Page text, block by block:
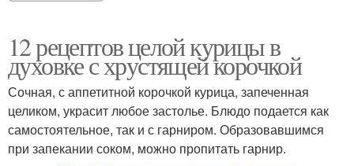
12 рецептов целой курицы в
духовке с хрустящей корочкой
Сочная, с аппетитной корочкой курица, запеченная
целиком, украсит любое застолье. Блюдо подается как
самостоятельное, так и с гарниром. Образовавшимся
при запекании соком, можно пропитать гарнир.